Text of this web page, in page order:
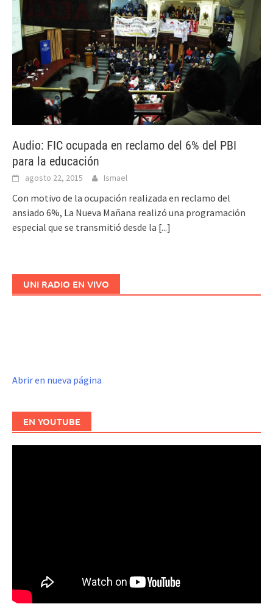
Audio: FIC ocupada en reclamo del 6% del PBI
para la educación
agosto 22, 2015 Ismael
Con motivo de la ocupación realizada en reclamo del
ansiado 6%, La Nueva Mañana realizó una programación
especial que se transmitió desde la [...]
UNI RADIO EN VIVO
Abrir en nueva página
EN YOUTUBE